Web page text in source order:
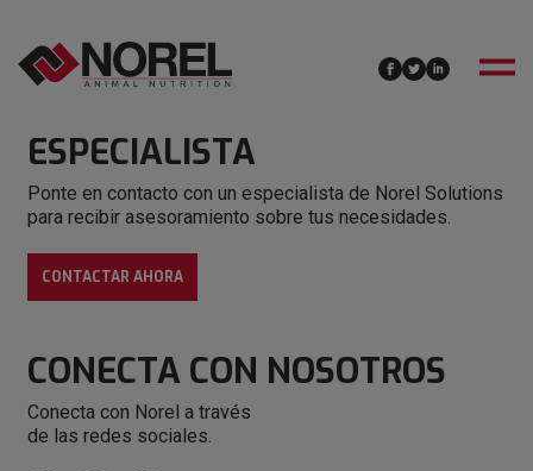
¿Alguna consulta?
ESPECIALISTA
Ponte en contacto con un especialista de Norel Solutions
para recibir asesoramiento sobre tus necesidades.
CONTACTAR AHORA
CONECTA CON NOSOTROS
Conecta con Norel a través
de las redes sociales.